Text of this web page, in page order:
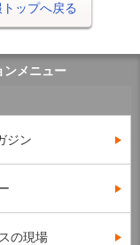
ップへ戻る
ンメニュー
ジン
の現場